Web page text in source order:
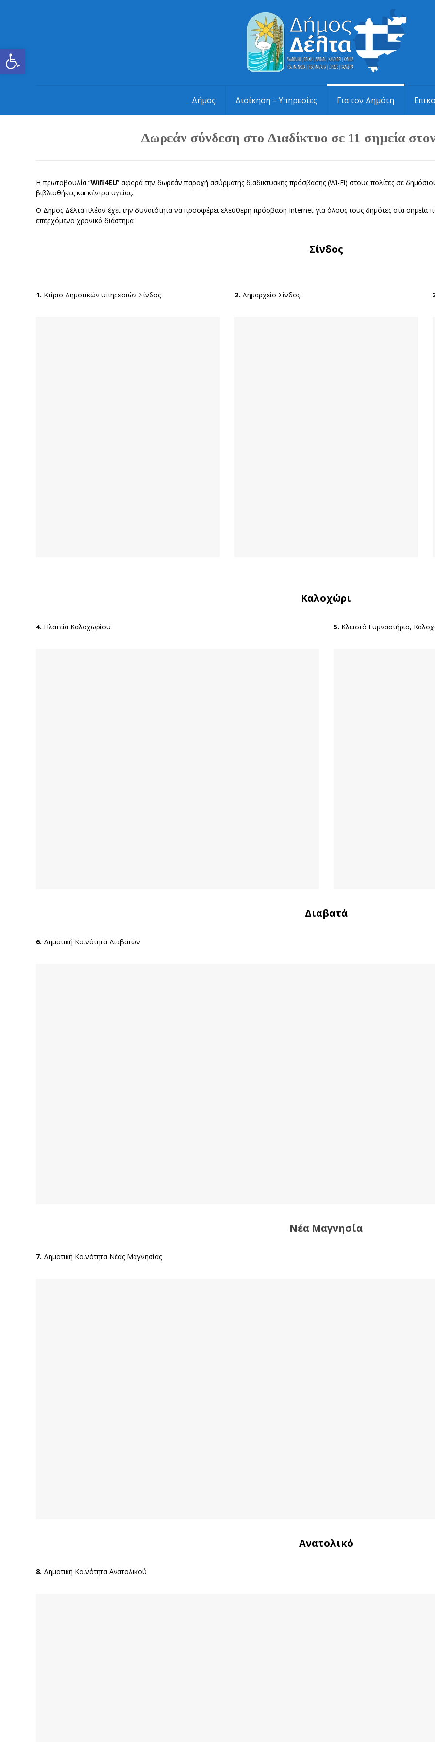
Ανοίξτε τη γραμμή εργαλείων
Δήμος Διοίκηση – Υπηρεσίες Για τον Δημότη
Δωρεάν σύνδεση στο Διαδίκτυο σε 11 σημεία
Η πρωτοβουλία “Wifi4EU” αφορά την δωρεάν παροχή ασύρματης διαδικτυακής πρόσβασης (Wi-Fi) στους πολίτες σε
βιβλιοθήκες και κέντρα υγείας.
Ο Δήμος Δέλτα πλέον έχει την δυνατότητα να προσφέρει ελεύθερη πρόσβαση Internet για όλους τους δημότες στα
επερχόμενο χρονικό διάστημα.
Σίνδος
1. Κτίριο Δημοτικών υπηρεσιών Σίνδος 2. Δημαρχείο Σίνδος
Καλοχώρι
4. Πλατεία Καλοχωρίου 5. Κλειστό Γυμναστήριο,
Διαβατά
6. Δημοτική Κοινότητα Διαβατών
Νέα Μαγνησία
7. Δημοτική Κοινότητα Νέας Μαγνησίας
Ανατολικό
8. Δημοτική Κοινότητα Ανατολικού